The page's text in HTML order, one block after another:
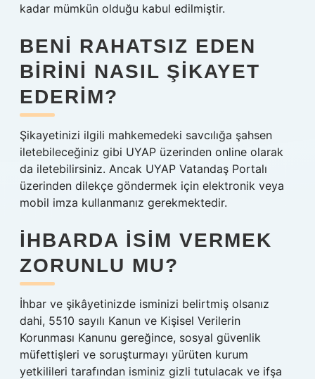
kadar mümkün olduğu kabul edilmiştir.
BENI RAHATSIZ EDEN
BIRINI NASIL ŞIKAYET
EDERIM?
Şikayetinizi ilgili mahkemedeki savcılığa şahsen
iletebileceğiniz gibi UYAP üzerinden online olarak
da iletebilirsiniz. Ancak UYAP Vatandaş Portalı
üzerinden dilekçe göndermek için elektronik veya
mobil imza kullanmanız gerekmektedir.
İHBARDA ISIM VERMEK
ZORUNLU MU?
İhbar ve şikâyetinizde isminizi belirtmiş olsanız
dahi, 5510 sayılı Kanun ve Kişisel Verilerin
Korunması Kanunu gereğince, sosyal güvenlik
müfettişleri ve soruşturmayı yürüten kurum
yetkilileri tarafından isminiz gizli tutulacak ve ifşa